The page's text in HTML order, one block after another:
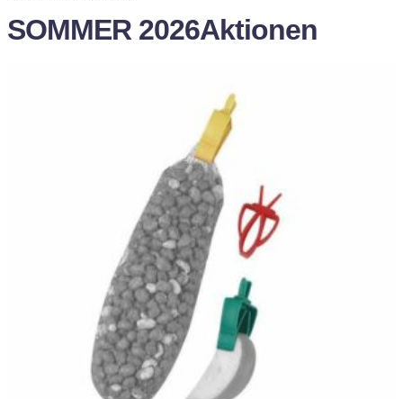
SOMMER 2026Aktionen